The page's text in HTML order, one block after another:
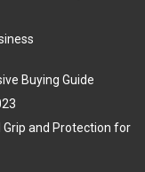
Buying Guide
Grip and Protection for